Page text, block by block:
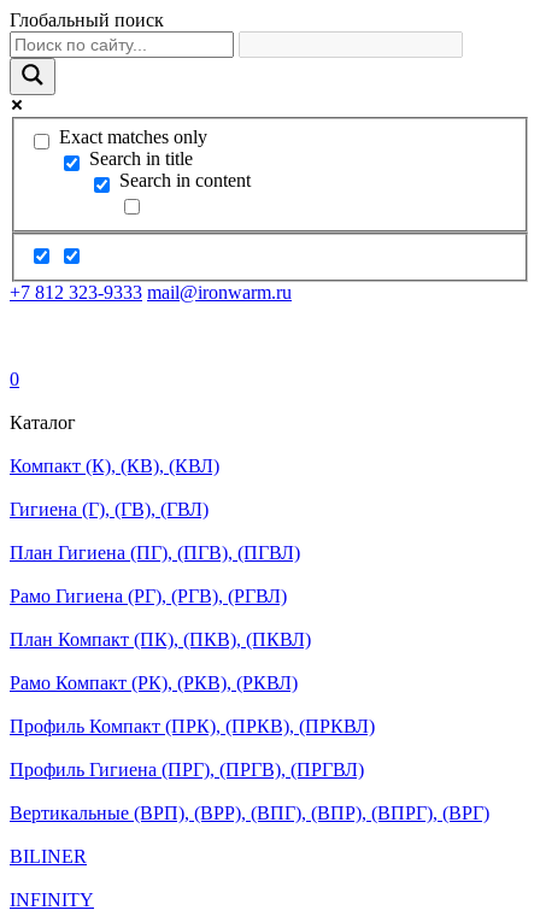
Глобальный поиск
Exact matches only
Search in title
Search in content
+7 812 323-9333 mail@ironwarm.ru
0
Каталог
Компакт (К), (КВ), (КВЛ)
Гигиена (Г), (ГВ), (ГВЛ)
План Гигиена (ПГ), (ПГВ), (ПГВЛ)
Рамо Гигиена (РГ), (РГВ), (РГВЛ)
План Компакт (ПК), (ПКВ), (ПКВЛ)
Рамо Компакт (РК), (РКВ), (РКВЛ)
Профиль Компакт (ПРК), (ПРКВ), (ПРКВЛ)
Профиль Гигиена (ПРГ), (ПРГВ), (ПРГВЛ)
Вертикальные (ВРП), (ВРР), (ВПГ), (ВПР), (ВПРГ), (ВРГ)
BILINER
INFINITY